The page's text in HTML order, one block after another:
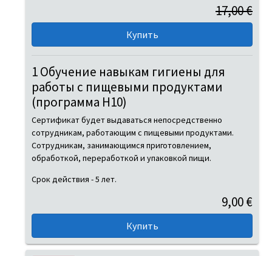
1 Обучение навыкам гигиены для
работы с пищевыми продуктами
(программа H10)
Сертификат будет выдаваться непосредственно
сотрудникам, работающим с пищевыми продуктами.
Сотрудникам, занимающимся приготовлением,
обработкой, переработкой и упаковкой пищи.
Срок действия - 5 лет.
9,00 €
17,00 €